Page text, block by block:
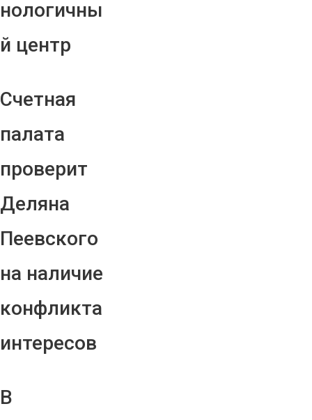
нологичны
й центр
Счетная
палата
проверит
Деляна
Пеевского
на наличие
конфликта
интересов
В